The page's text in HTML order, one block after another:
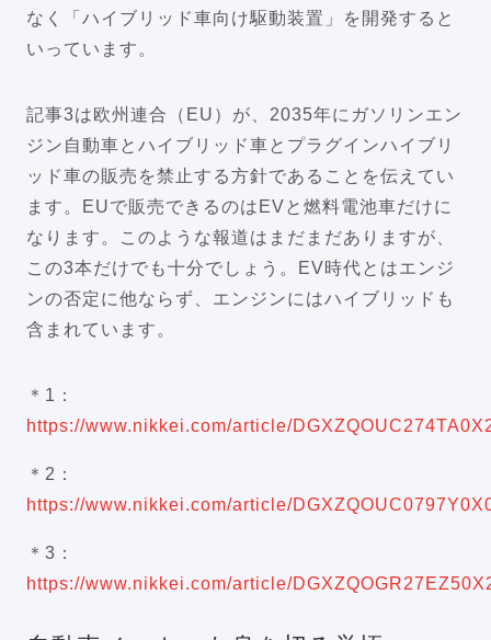
なく「ハイブリッド車向け駆動装置」を開発すると
いっています。
記事3は欧州連合（EU）が、2035年にガソリンエン
ジン自動車とハイブリッド車とプラグインハイブリ
ッド車の販売を禁止する方針であることを伝えてい
ます。EUで販売できるのはEVと燃料電池車だけに
なります。このような報道はまだまだありますが、
この3本だけでも十分でしょう。EV時代とはエンジ
ンの否定に他ならず、エンジンにはハイブリッドも
含まれています。
＊1：
https://www.nikkei.com/article/
＊2：
https://www.nikkei.com/article/
＊3：
https://www.nikkei.com/article/